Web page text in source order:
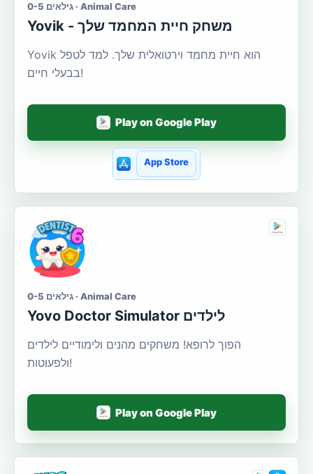
גילאים 0-5 · Animal Care
Yovik - משחק חיית המחמד שלך
Yovik הוא חיית מחמד וירטואלית שלך. למד לטפל
בבעלי חיים!
Play on Google Play
App Store
גילאים 0-5 · Animal Care
Yovo Doctor Simulator לילדים
הפוך לרופא! משחקים מהנים ולימודיים לילדים
ולפעוטות!
Play on Google Play